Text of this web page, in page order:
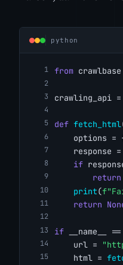
python
from crawlbase
crawling_api =
def fetch_html
options =
response
if
return
print(
return
if __name__ ==
    url =
    html =